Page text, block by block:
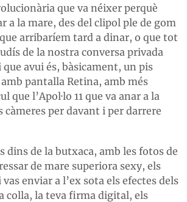
que va néixer perquè
a la mare, des del clipol ple de gom
arribaríem tard a dinar, o que tot
de la nostra conversa privada
avui és, bàsicament, un pis
pantalla Retina, amb més
que l’Apol·lo 11 que va anar a la
càmeres per davant i per darrere
dins de la butxaca, amb les fotos de
de mare superiora sexy, els
enviar a l’ex sota els efectes dels
colla, la teva firma digital, els